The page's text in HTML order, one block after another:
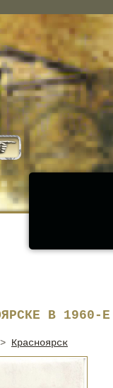
В 1960-
> Красноярск